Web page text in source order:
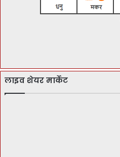
लाइव शेयर मार्केट